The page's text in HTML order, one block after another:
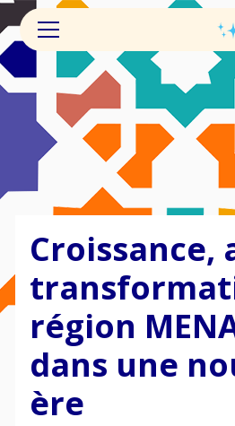
Croissance,
région
dans une
ère